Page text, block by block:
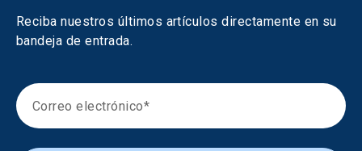
Reciba nuestros últimos artículos directamente en su
bandeja de entrada.